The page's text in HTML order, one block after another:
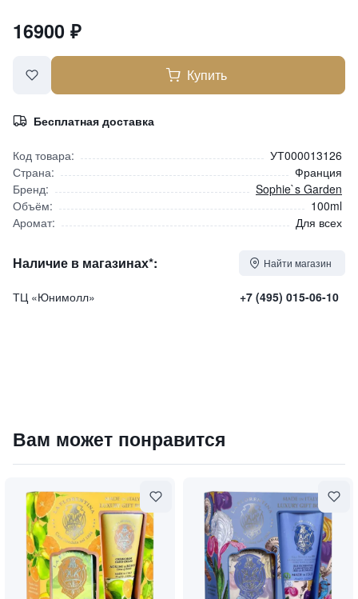
16900 ₽
Купить
Бесплатная доставка
Код товара:
УТ000013126
Страна:
Франция
Бренд:
Sophie`s Garden
Объём:
100ml
Аромат:
Для всех
Наличие в магазинах*: Найти магазин
ТЦ «Юнимолл» +7 (495) 015-06-10
16900₽9 840 ₽
Вам может понравится